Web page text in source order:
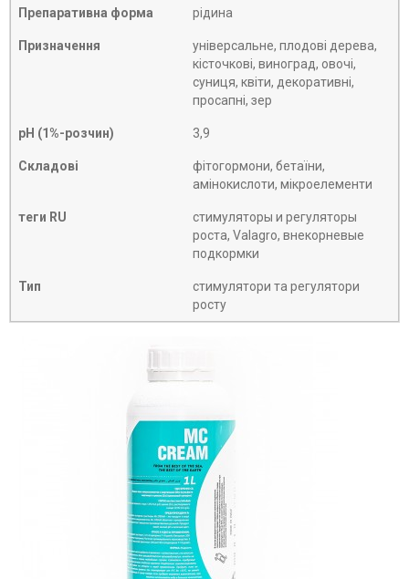
Препаративна форма рідина
Призначення
універсальне, плодові дерева,
кісточкові, виноград, овочі,
суниця, квіти, декоративні,
просапні, зер
рН (1%-розчин) 3,9
Складові
фітогормони, бетаїни,
амінокислоти, мікроелементи
теги RU
стимуляторы и регуляторы
роста, Valagro, внекорневые
подкормки
Тип
стимулятори та регулятори
росту